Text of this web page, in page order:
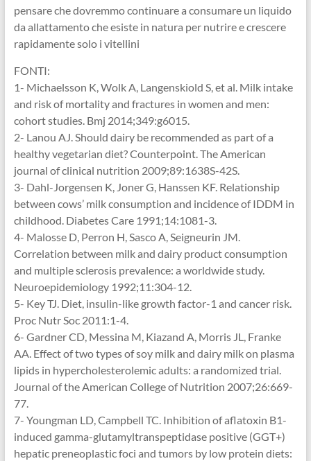
pensare che dovremmo continuare a consumare un liquido
da allattamento che esiste in natura per nutrire e crescere
rapidamente solo i vitellini
FONTI:
1- Michaelsson K, Wolk A, Langenskiold S, et al. Milk intake
and risk of mortality and fractures in women and men:
cohort studies. Bmj 2014;349:g6015.
2- Lanou AJ. Should dairy be recommended as part of a
healthy vegetarian diet? Counterpoint. The American
journal of clinical nutrition 2009;89:1638S-42S.
3- Dahl-Jorgensen K, Joner G, Hanssen KF. Relationship
between cows’ milk consumption and incidence of IDDM in
childhood. Diabetes Care 1991;14:1081-3.
4- Malosse D, Perron H, Sasco A, Seigneurin JM.
Correlation between milk and dairy product consumption
and multiple sclerosis prevalence: a worldwide study.
Neuroepidemiology 1992;11:304-12.
5- Key TJ. Diet, insulin-like growth factor-1 and cancer risk.
Proc Nutr Soc 2011:1-4.
6- Gardner CD, Messina M, Kiazand A, Morris JL, Franke
AA. Effect of two types of soy milk and dairy milk on plasma
lipids in hypercholesterolemic adults: a randomized trial.
Journal of the American College of Nutrition 2007;26:669-
77.
7- Youngman LD, Campbell TC. Inhibition of aflatoxin B1-
induced gamma-glutamyltranspeptidase positive (GGT+)
hepatic preneoplastic foci and tumors by low protein diets: